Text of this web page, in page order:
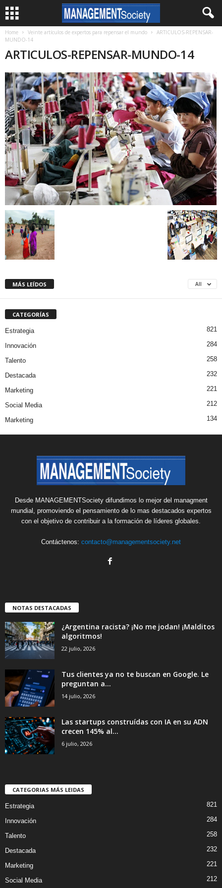
Home Veinte artículos de expertos para repensar el mundo
ARTICULOS-REPENSAR-
MUNDO-14
ARTICULOS-REPENSAR-MUNDO-14
MÁS LEÍDOS All
CATEGORÍAS
Estrategia 821
Innovación 284
Talento 258
Destacada 232
Marketing 221
Social Media 212
Marketing 134
Desde MANAGEMENTSociety difundimos lo mejor del managment
mundial, promoviendo el pensamiento de lo mas destacados expertos
con el objetivo de contribuir a la formación de líderes globales.
Contáctenos: contacto@managementsociety.net
NOTAS DESTACADAS
¿Argentina racista? ¡No me jodan! ¡Malditos
algoritmos!
22 julio, 2026
Tus clientes ya no te buscan en Google. Le
preguntan a...
14 julio, 2026
Las startups construídas con IA en su ADN
crecen 145% al...
6 julio, 2026
CATEGORIAS MÁS LEIDAS
Estrategia 821
Innovación 284
Talento 258
Destacada 232
Marketing 221
Social Media 212